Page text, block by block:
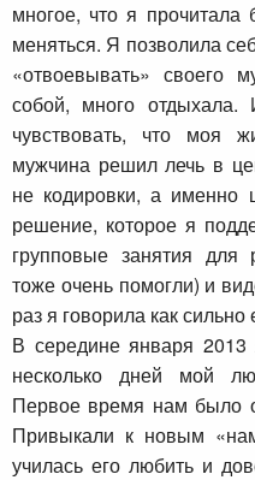
многое, что я
меняться. Я позволила
«отвоевывать» своего
собой, много
чувствовать, что моя
мужчина решил лечь в
не кодировки, а
решение, которое я
групповые занятия для
тоже очень помогли) и
раз я говорила как
В середине января 2013
несколько дней мой
Первое время нам было
Привыкали к новым
училась его любить и